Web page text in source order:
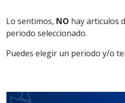
Lo sentimos, NO hay articulos
periodo seleccionado.
Puedes elegir un periodo y/o